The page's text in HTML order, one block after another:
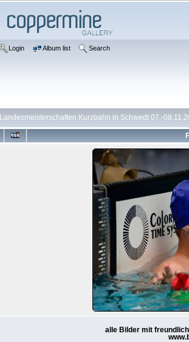
Login Album list Search
Landesmeisterschaften Kurzbahn in Schwedt 07.-
alle Bilder mit